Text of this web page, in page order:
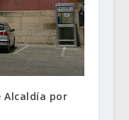
Alcaldía por